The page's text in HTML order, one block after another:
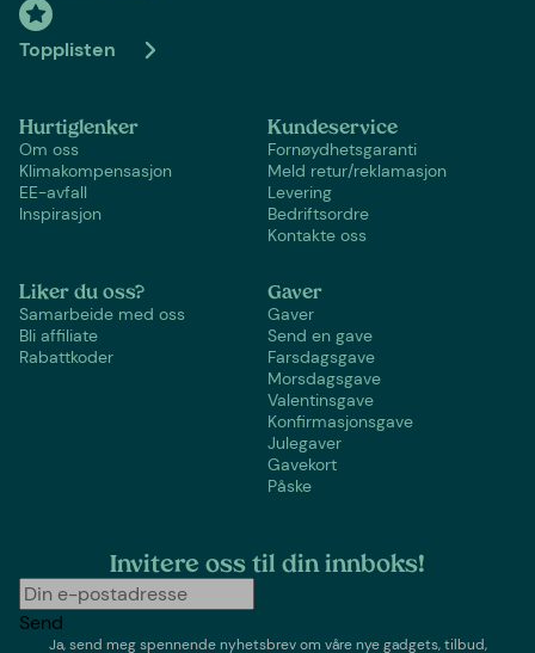
Topplisten
Hurtiglenker
Om oss
Klimakompensasjon
EE-avfall
Inspirasjon
Kundeservice
Fornøydhetsgaranti
Meld retur/reklamasjon
Levering
Bedriftsordre
Kontakte oss
Liker du oss?
Samarbeide med oss
Bli affiliate
Rabattkoder
Gaver
Gaver
Send en gave
Farsdagsgave
Morsdagsgave
Valentinsgave
Konfirmasjonsgave
Julegaver
Gavekort
Påske
Invitere oss til din innboks!
Send
Ja, send meg spennende nyhetsbrev om våre nye gadgets, tilbud,